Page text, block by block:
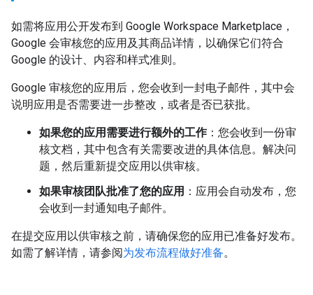
如需将应用公开发布到 Google Workspace Marketplace，
Google 会审核您的应用及其商品详情，以确保它们符合
Google 的设计、内容和样式准则。
Google 审核您的应用后，您会收到一封电子邮件，其中会
说明应用是否需要进一步整改，或者是否已获批。
如果您的应用需要进行额外的工作：您会收到一份审
核文档，其中包含有关需要改进的具体信息。解决问
题，然后重新提交应用以供审核。
如果审核团队批准了您的应用 ：应用会自动发布，您
会收到一封通知电子邮件。
在提交应用以供审核之前，请确保您的应用已准备好发布。
如需了解详情，请参阅为发布流程做好准备。